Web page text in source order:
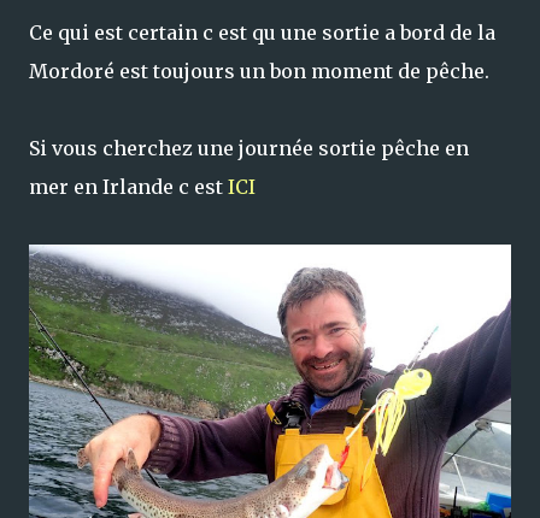
Ce qui est certain c est qu une sortie a bord de la
Mordoré est toujours un bon moment de pêche.
Si vous cherchez une journée sortie pêche en
mer en Irlande c est ICI